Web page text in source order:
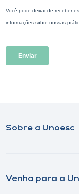
Sobre a Unoesc
Venha para a